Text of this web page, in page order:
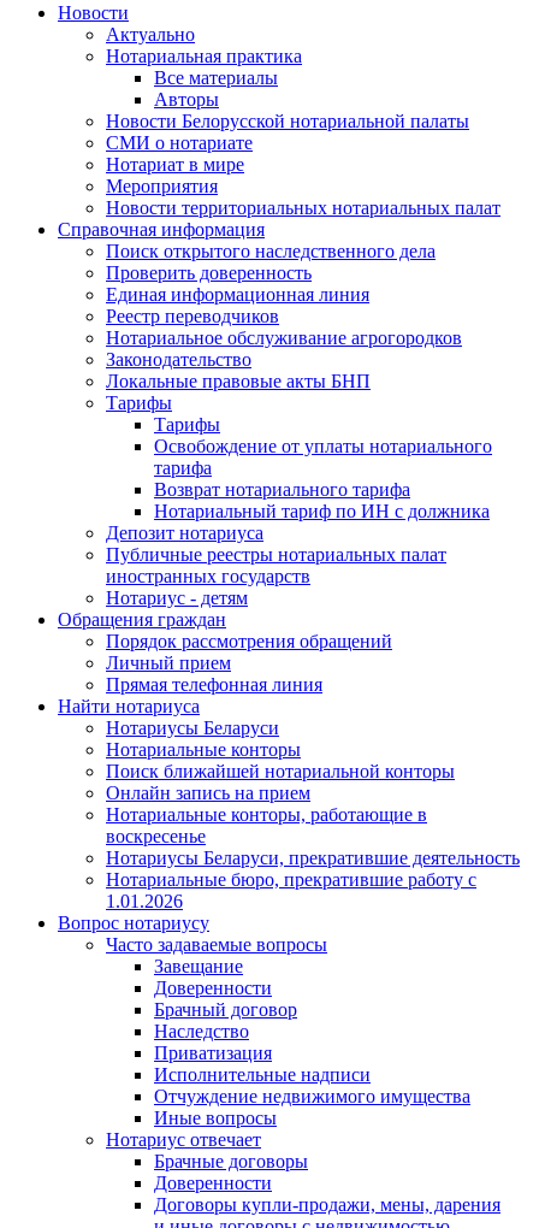
Новости
Актуально
Нотариальная практика
Все материалы
Авторы
Новости Белорусской нотариальной палаты
СМИ о нотариате
Нотариат в мире
Мероприятия
Новости территориальных нотариальных палат
Справочная информация
Поиск открытого наследственного дела
Проверить доверенность
Единая информационная линия
Реестр переводчиков
Нотариальное обслуживание агрогородков
Законодательство
Локальные правовые акты БНП
Тарифы
Тарифы
Освобождение от уплаты нотариального
тарифа
Возврат нотариального тарифа
Нотариальный тариф по ИН с должника
Депозит нотариуса
Публичные реестры нотариальных палат
иностранных государств
Нотариус - детям
Обращения граждан
Порядок рассмотрения обращений
Личный прием
Прямая телефонная линия
Найти нотариуса
Нотариусы Беларуси
Нотариальные конторы
Поиск ближайшей нотариальной конторы
Онлайн запись на прием
Нотариальные конторы, работающие в
воскресенье
Нотариусы Беларуси, прекратившие деятельность
Нотариальные бюро, прекратившие работу с
1.01.2026
Вопрос нотариусу
Часто задаваемые вопросы
Завещание
Доверенности
Брачный договор
Наследство
Приватизация
Исполнительные надписи
Отчуждение недвижимого имущества
Иные вопросы
Нотариус отвечает
Брачные договоры
Доверенности
Договоры купли-продажи, мены, дарения